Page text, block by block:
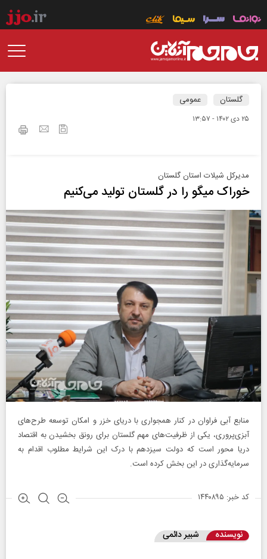
گلستان عمومی
۲۵ دی ۱۴۰۲ - ۱۳:۵۷
مدیرکل شیلات استان گلستان
خوراک میگو را در گلستان تولید می‌کنیم
منابع آبی فراوان در کنار همجواری با دریای خزر و امکان توسعه طرح‌های
آبزی‌پروری، یکی از ظرفیت‌های مهم گلستان برای رونق بخشیدن به اقتصاد
دریا محور است که دولت سیزدهم با درک این شرایط مطلوب اقدام به
سرمایه‌گذاری در این بخش کرده است.
کد خبر: ۱۴۴۰۸۹۵
نویسنده شبیر دائمی